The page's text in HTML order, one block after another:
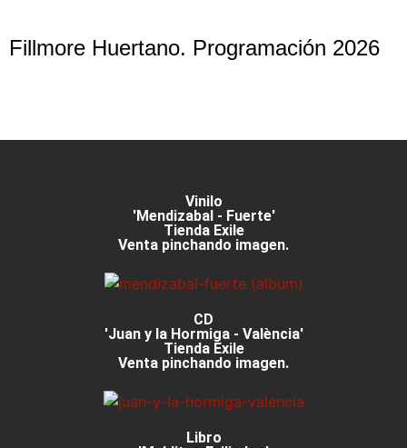
Fillmore Huertano. Programación 2026
Vinilo
'Mendizabal - Fuerte'
Tienda Exile
Venta pinchando imagen.
CD
'Juan y la Hormiga - València'
Tienda Exile
Venta pinchando imagen.
Libro